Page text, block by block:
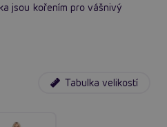
jsou kořením pro vášnivý
Tabulka velikostí